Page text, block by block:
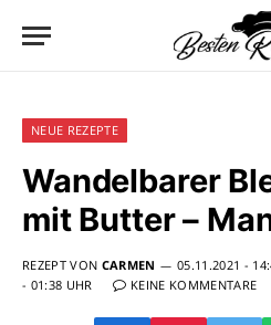
NEUE REZEPTE
Wandelbarer
mit Butter –
REZEPT VON CARMEN 05.11.2021 -
- 01:38 UHR
KEINE KOMMENTARE